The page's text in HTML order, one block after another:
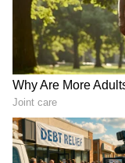
Image Credit :
ವೃಶ್ಚಿಕ ರಾಶಿ
ವೃಶ್ಚಿಕ
ನೀವು ಪ್ರವಾಸಕ್ಕೆ
ಸಮಯವಾಗಿರುತ್ತದೆ.